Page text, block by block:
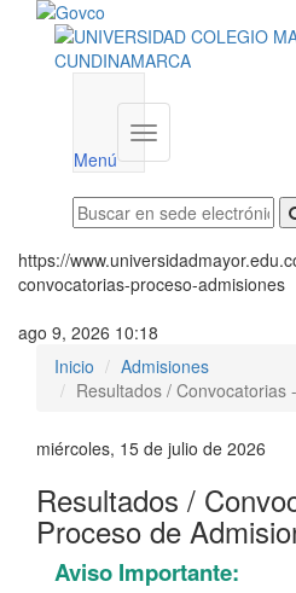
Menú
Menú
institucional
https://
convocatorias-proceso-admisiones
ago 9, 2026 10:18
Inicio
Admisiones
Resultados / Convocatorias
miércoles, 15 de julio de 2026
Resultados /
Proceso de
Aviso Importante: